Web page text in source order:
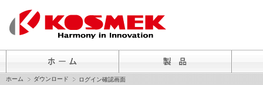
ホーム ダウンロード ログイン確認画面